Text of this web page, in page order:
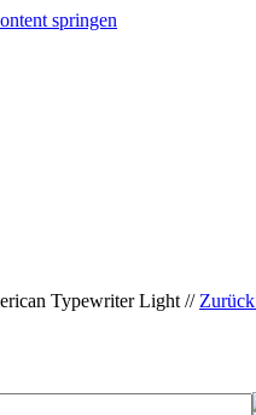
springen
Typewriter Light //